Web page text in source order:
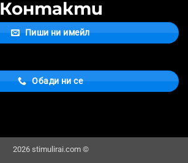
Контакти
Пиши ни имейл
Обади ни се
2026 stimulirai.com ©